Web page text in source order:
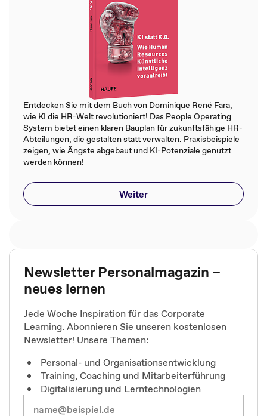
Entdecken Sie mit dem Buch von Dominique René Fara,
wie KI die HR-Welt revolutioniert! Das People Operating
System bietet einen klaren Bauplan für zukunftsfähige HR-
Abteilungen, die gestalten statt verwalten. Praxisbeispiele
zeigen, wie Ängste abgebaut und KI-Potenziale genutzt
werden können!
Weiter
Newsletter Personalmagazin –
neues lernen
Jede Woche Inspiration für das Corporate
Learning. Abonnieren Sie unseren kostenlosen
Newsletter! Unsere Themen:
Personal- und Organisationsentwicklung
Training, Coaching und Mitarbeiterführung
Digitalisierung und Lerntechnologien